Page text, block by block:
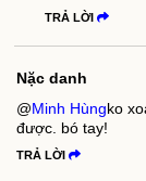
TRẢ LỜI
Nặc danh
@Minh Hùngko
được. bó tay!
TRẢ LỜI